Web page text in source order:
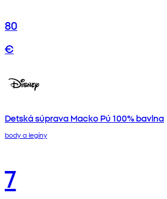
80
€
Detská súprava Macko Pú 100% bavlna
body a legíny
7